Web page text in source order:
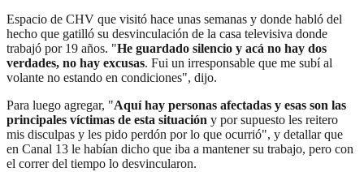
Espacio de CHV que visitó hace unas semanas y donde habló del
hecho que gatilló su desvinculación de la casa televisiva donde
trabajó por 19 años. "He guardado silencio y acá no hay dos
verdades, no hay excusas. Fui un irresponsable que me subí al
volante no estando en condiciones", dijo.
Para luego agregar, "Aquí hay personas afectadas y esas son las
principales víctimas de esta situación y por supuesto les reitero
mis disculpas y les pido perdón por lo que ocurrió", y detallar que
en Canal 13 le habían dicho que iba a mantener su trabajo, pero con
el correr del tiempo lo desvincularon.